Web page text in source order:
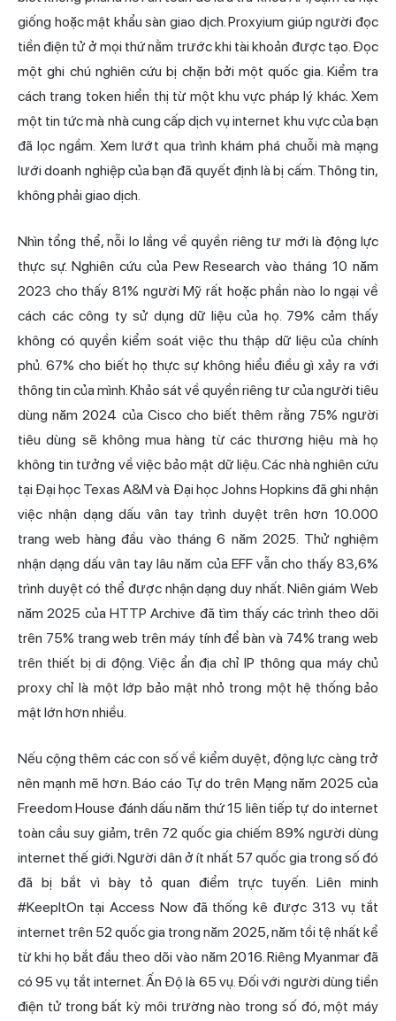
giống hoặc mật khẩu sàn giao dịch. Proxyium giúp người đọc
tiền điện tử ở mọi thứ nằm trước khi tài khoản được tạo. Đọc
một ghi chú nghiên cứu bị chặn bởi một quốc gia. Kiểm tra
cách trang token hiển thị từ một khu vực pháp lý khác. Xem
một tin tức mà nhà cung cấp dịch vụ internet khu vực của bạn
đã lọc ngầm. Xem lướt qua trình khám phá chuỗi mà mạng
lưới doanh nghiệp của bạn đã quyết định là bị cấm. Thông tin,
không phải giao dịch.
Nhìn tổng thể, nỗi lo lắng về quyền riêng tư mới là động lực
thực sự. Nghiên cứu của Pew Research vào tháng 10 năm
2023 cho thấy 81% người Mỹ rất hoặc phần nào lo ngại về
cách các công ty sử dụng dữ liệu của họ. 79% cảm thấy
không có quyền kiểm soát việc thu thập dữ liệu của chính
phủ. 67% cho biết họ thực sự không hiểu điều gì xảy ra với
thông tin của mình. Khảo sát về quyền riêng tư của người tiêu
dùng năm 2024 của Cisco cho biết thêm rằng 75% người
tiêu dùng sẽ không mua hàng từ các thương hiệu mà họ
không tin tưởng về việc bảo mật dữ liệu. Các nhà nghiên cứu
tại Đại học Texas A&M và Đại học Johns Hopkins đã ghi nhận
việc nhận dạng dấuvân tay trình duyệt trên hơn 10.000
trang web hàng đầu vào tháng 6 năm 2025. Thử nghiệm
nhận dạng dấu vân tay lâu năm của EFF vẫn cho thấy 83,6%
trình duyệt có thể được nhận dạng duy nhất. Niên giám Web
năm 2025 của HTTP Archive đã tìm thấy các trình theo dõi
trên 75% trang web trên máy tính để bàn và 74% trang web
trên thiết bị di động. Việc ẩn địa chỉ IP thông qua máy chủ
proxy chỉ là một lớp bảo mật nhỏ trong một hệ thống bảo
mật lớn hơn nhiều.
Nếu cộng thêm các con số về kiểm duyệt, động lực càng trở
nên mạnh mẽ hơn. Báo cáo Tự do trên Mạng năm 2025 của
Freedom House đánh dấu năm thứ 15 liên tiếp tự do internet
toàn cầu suy giảm, trên 72 quốc gia chiếm 89% người dùng
internet thế giới. Người dân ở ít nhất 57 quốc gia trong số đó
đã bị bắt vì bày tỏ quan điểm trực tuyến. Liên minh
#KeepItOn tại Access Now đã thống kê được 313 vụ tắt
internet trên 52 quốc gia trong năm 2025, năm tồi tệ nhất kể
từ khi họ bắt đầu theo dõi vào năm 2016. Riêng Myanmar đã
có 95 vụ tắt internet. Ấn Độ là 65 vụ. Đối với người dùng tiền
điện tử trong bất kỳ môi trường nào trong số đó, một máy